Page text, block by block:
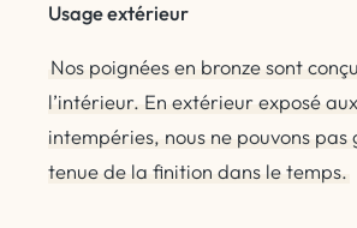
Usage extérieur
Nos poignées en bronze sont
l’intérieur. En extérieur exposé aux
intempéries, nous ne pouvons
tenue de la finition dans le temps.